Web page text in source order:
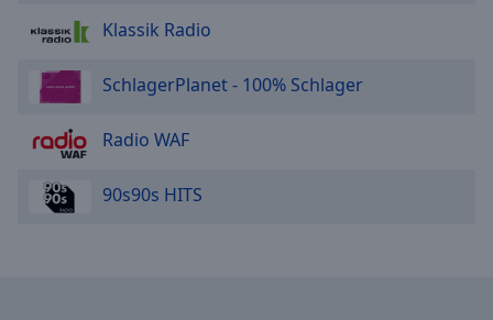
Klassik Radio
SchlagerPlanet - 100% Schlager
Radio WAF
90s90s HITS